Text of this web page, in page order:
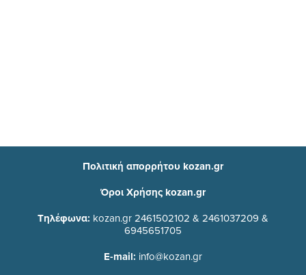
Πολιτική απορρήτου kozan.gr
Όροι Χρήσης kozan.gr
Τηλέφωνα: kozan.gr 2461502102 & 2461037209 &
6945651705
E-mail: info@kozan.gr